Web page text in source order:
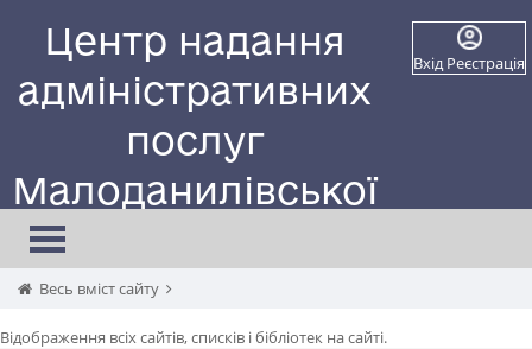
Центр надання
адміністративних
послуг
Малоданилівської
селищної ради
Сайт працює в тестовому режимі
Вхід Реєстрація
Toggle
navigation
Весь вміст сайту
Відображення всіх сайтів, списків і бібліотек на сайті.